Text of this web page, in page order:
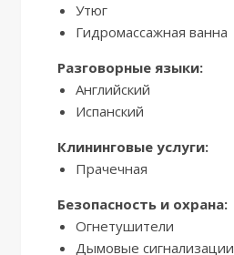
Утюг
Гидромассажная ванна
Разговорные языки:
Английский
Испанский
Клининговые услуги:
Прачечная
Безопасность и охрана:
Огнетушители
Дымовые сигнализации